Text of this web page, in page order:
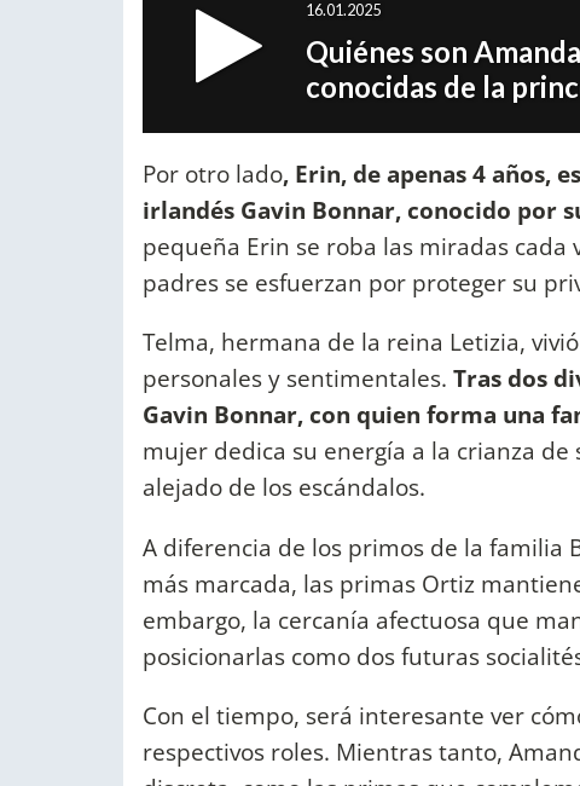
Por otro lado, Erin, de apenas 4 años,
irlandés Gavin Bonnar, conocido por
pequeña Erin se roba las miradas
padres se esfuerzan por proteger su
Telma, hermana de la reina Letizia,
personales y sentimentales. Tras dos
Gavin Bonnar, con quien forma una
mujer dedica su energía a la crianza
alejado de los escándalos.
A diferencia de los primos de la familia
más marcada, las primas Ortiz
embargo, la cercanía afectuosa que
posicionarlas como dos futuras
Con el tiempo, será interesante ver
respectivos roles. Mientras tanto,